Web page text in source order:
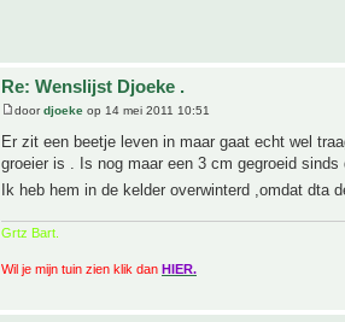
Re: Wenslijst Djoeke .
doordjoeke op 14 mei 2011 10:51
Er zit een beetje leven in maar gaat echt wel
groeier is . Is nog maar een 3 cm gegroeid sinds
Ik heb hem in de kelder overwinterd ,omdat dta
Grtz Bart.
Wil je mijn tuin zien klik dan HIER.